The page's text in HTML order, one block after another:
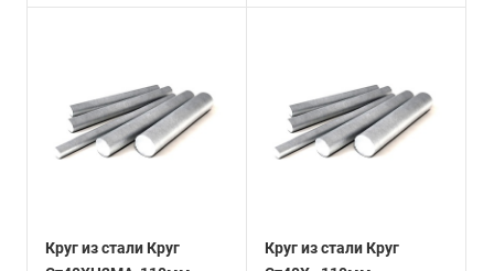
Круг из стали Круг
Круг из стали Круг